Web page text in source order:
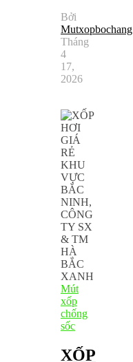
Bởi
Mutxopbochang
Tháng
4
17,
2026
Mút
xốp
chống
sốc
XỐP